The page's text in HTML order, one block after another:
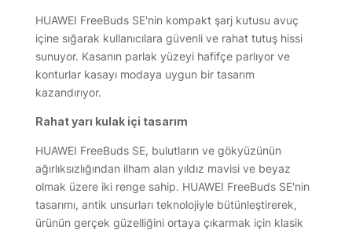
HUAWEI FreeBuds SE'nin kompakt şarj kutusu avuç
içine sığarak kullanıcılara güvenli ve rahat tutuş hissi
sunuyor. Kasanın parlak yüzeyi hafifçe parlıyor ve
konturlar kasayı modaya uygun bir tasarım
kazandırıyor.
Rahat yarı kulak içi tasarım
HUAWEI FreeBuds SE, bulutların ve gökyüzünün
ağırlıksızlığından ilham alan yıldız mavisi ve beyaz
olmak üzere iki renge sahip. HUAWEI FreeBuds SE'nin
tasarımı, antik unsurları teknolojiyle bütünleştirerek,
ürünün gerçek güzelliğini ortaya çıkarmak için klasik